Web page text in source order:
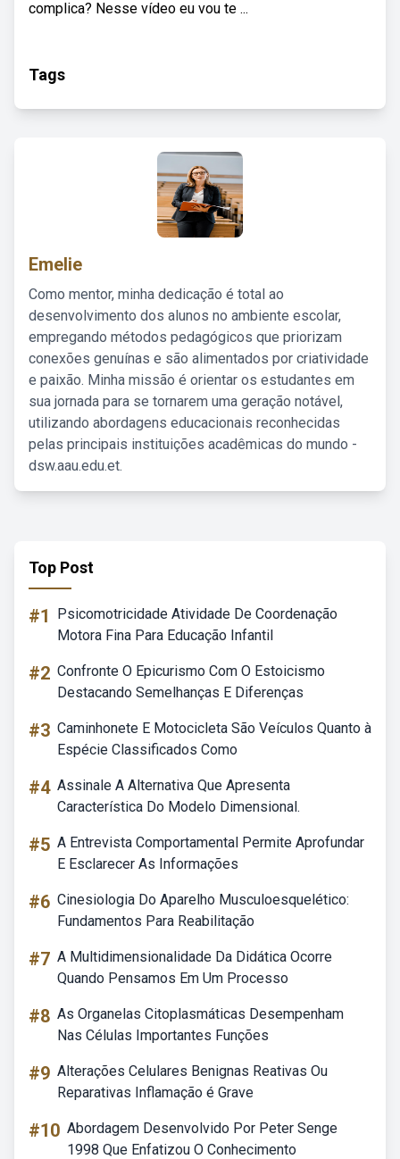
complica? Nesse vídeo eu vou te ...
Tags
Emelie
Como mentor, minha dedicação é total ao
desenvolvimento dos alunos no ambiente escolar,
empregando métodos pedagógicos que priorizam
conexões genuínas e são alimentados por criatividade
e paixão. Minha missão é orientar os estudantes em
sua jornada para se tornarem uma geração notável,
utilizando abordagens educacionais reconhecidas
pelas principais instituições acadêmicas do mundo -
dsw.aau.edu.et.
Top Post
#1
Psicomotricidade Atividade De Coordenação
Motora Fina Para Educação Infantil
#2 Confronte O Epicurismo Com O Estoicismo
Destacando Semelhanças E Diferenças
#3 Caminhonete E Motocicleta São Veículos Quanto à
Espécie Classificados Como
#4 Assinale A Alternativa Que Apresenta
Característica Do Modelo Dimensional.
#5 A Entrevista Comportamental Permite Aprofundar
E Esclarecer As Informações
#6 Cinesiologia Do Aparelho Musculoesquelético:
Fundamentos Para Reabilitação
#7 A Multidimensionalidade Da Didática Ocorre
Quando Pensamos Em Um Processo
#8 As Organelas Citoplasmáticas Desempenham
Nas Células Importantes Funções
#9 Alterações Celulares Benignas Reativas Ou
Reparativas Inflamação é Grave
#10 Abordagem Desenvolvido Por Peter Senge
1998 Que Enfatizou O Conhecimento